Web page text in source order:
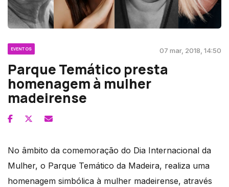
EVENTOS 07 mar, 2018, 14:50
Parque Temático presta
homenagem à mulher
madeirense
No âmbito da comemoração do Dia Internacional da
Mulher, o Parque Temático da Madeira, realiza uma
homenagem simbólica à mulher madeirense, através